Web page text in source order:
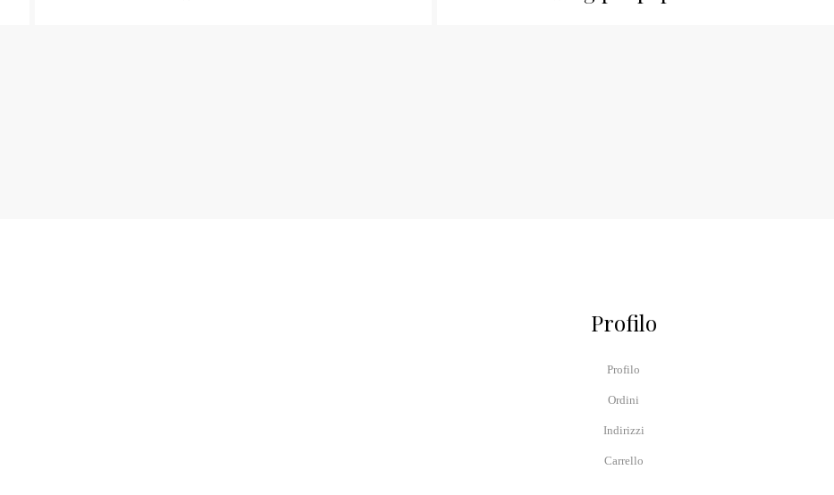
Profilo
Profilo
Ordini
Indirizzi
Carrello